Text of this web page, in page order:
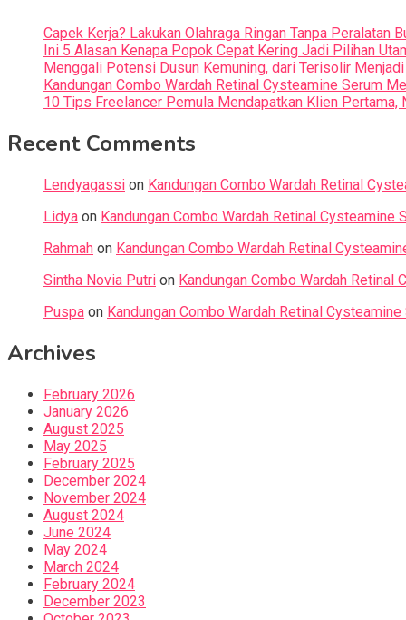
Capek Kerja? Lakukan Olahraga Ringan Tanpa Peralatan
Ini 5 Alasan Kenapa Popok Cepat Kering Jadi Pilihan
Menggali Potensi Dusun Kemuning, dari Terisolir
Kandungan Combo Wardah Retinal Cysteamine Serum
10 Tips Freelancer Pemula Mendapatkan Klien Pertama,
Recent Comments
Lendyagassi on Kandungan Combo Wardah Retinal
Lidya on Kandungan Combo Wardah Retinal
Rahmah on Kandungan Combo Wardah Retinal
Sintha Novia Putri on Kandungan Combo Wardah
Puspa on Kandungan Combo Wardah Retinal
Archives
February 2026
January 2026
August 2025
May 2025
February 2025
December 2024
November 2024
August 2024
June 2024
May 2024
March 2024
February 2024
December 2023